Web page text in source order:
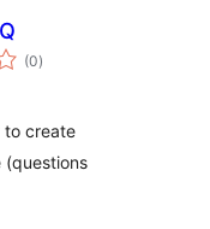
(0કુલ
રેટિંગ્સ
)
to create
(questions